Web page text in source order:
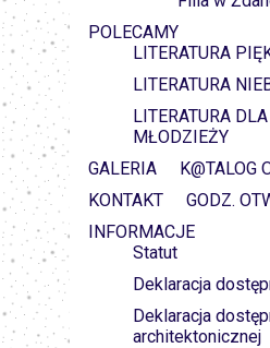
POLECAMY
LITERATURA
LITERATURA
LITERATURA
MŁODZIEŻY
GALERIA
K@TALOG
KONTAKT
GODZ.
INFORMACJE
Statut
Deklaracja
Deklaracja
architektonicznej